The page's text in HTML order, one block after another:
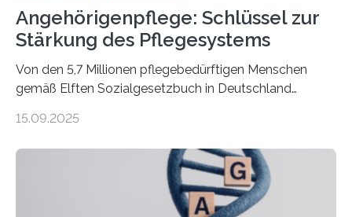
Angehörigenpflege: Schlüssel zur
Stärkung des Pflegesystems
Von den 5,7 Millionen pflegebedürftigen Menschen
gemäß Elften Sozialgesetzbuch in Deutschland
2050 wird eine Zunahme der Pflegebedürftigen auf 9
Wissenschaftler*innen des Deutschen Zentrums für
Altersfragen, des DIW Berlin und der TU Dortmund
aktuelle Pflegearrangements. Besonderes Augenmerk
15.09.2025